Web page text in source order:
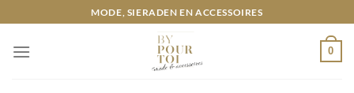
naar
inhoud
MODE, SIERADEN EN ACCESSOIRES
0